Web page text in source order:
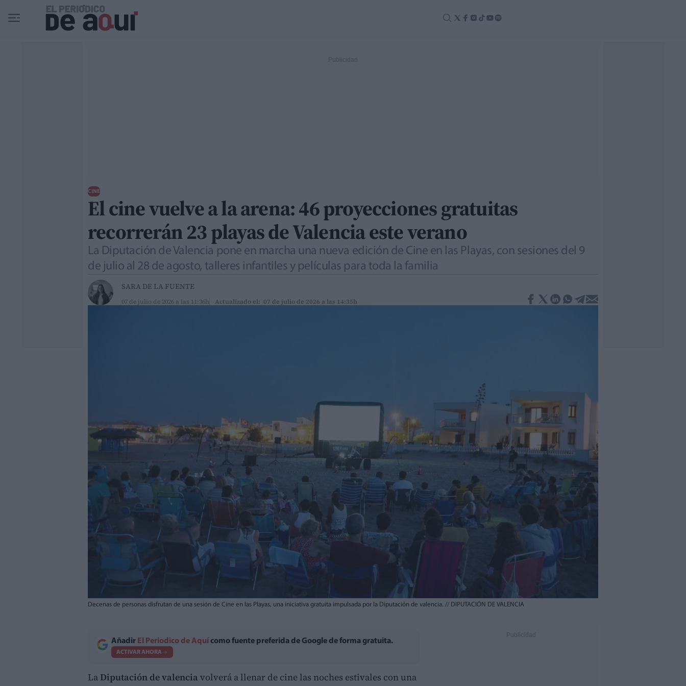
Ir al contenido principal
CINE
El cine vuelve a la arena: 46 proyecciones gratuitas
recorrerán 23 playas de Valencia este verano
La Diputación de Valencia pone en marcha una nueva edición de Cine en las Playas, con sesiones del 9
de julio al 28 de agosto, talleres infantiles y películas para toda la familia
SARA DE LA FUENTE
07 de julio de 2026 a las 11:36h Actualizado el: 07 de julio de 2026 a las 14:35h
Decenas de personas disfrutan de una sesión de Cine en las Playas, una iniciativa gratuita impulsada por la Diputación de valencia. // DIPUTACIÓN DE VALENCIA
Añadir El Periodico de Aquí como fuente preferida de Google de forma gratuita.
ACTIVAR AHORA
La Diputación de valencia volverá a llenar de cine las noches estivales con una